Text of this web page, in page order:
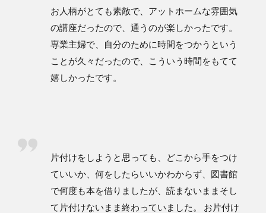
お人柄がとても素敵で、アットホームな雰囲気
の講座だったので、通うのが楽しかったです。
専業主婦で、自分のために時間をつかうという
ことが久々だったので、こういう時間をもてて
嬉しかったです。
片付けをしようと思っても、どこから手をつけ
ていいか、何をしたらいいかわからず、図書館
で何度も本を借りましたが、読まないままそし
て片付けないまま終わっていました。 お片付け